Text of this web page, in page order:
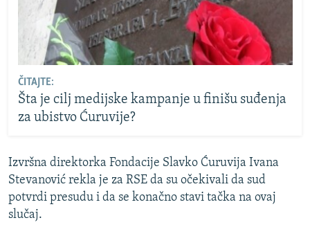
ČITAJTE:
Šta je cilj medijske kampanje u finišu suđenja
za ubistvo Ćuruvije?
Izvršna direktorka Fondacije Slavko Ćuruvija Ivana
Stevanović rekla je za RSE da su očekivali da sud
potvrdi presudu i da se konačno stavi tačka na ovaj
slučaj.